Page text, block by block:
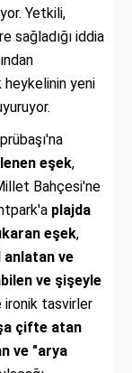
Yetkili,
sağladığı iddia
heykelinin yeni
eşek,
Bahçesi'ne
plajda
eşek,
anlatan ve
ve şişeyle
ironik tasvirler
çifte atan
ve "arya